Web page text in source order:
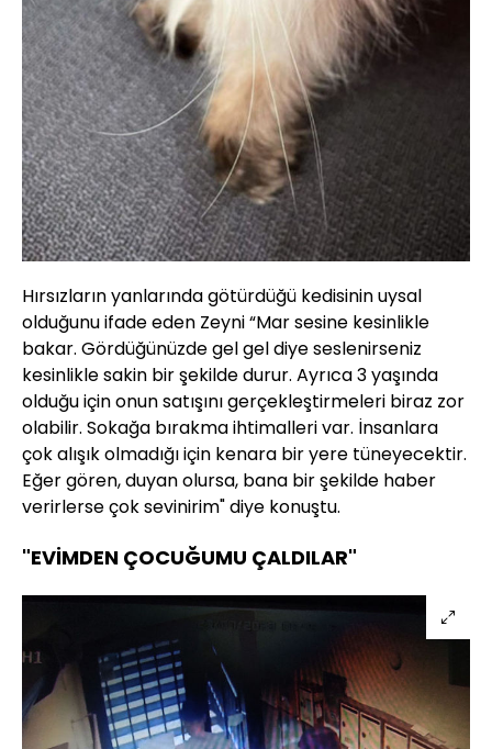
Hırsızların yanlarında götürdüğü kedisinin uysal
olduğunu ifade eden Zeyni “Mar sesine kesinlikle
bakar. Gördüğünüzde gel gel diye seslenirseniz
kesinlikle sakin bir şekilde durur. Ayrıca 3 yaşında
olduğu için onun satışını gerçekleştirmeleri biraz zor
olabilir. Sokağa bırakma ihtimalleri var. İnsanlara
çok alışık olmadığı için kenara bir yere tüneyecektir.
Eğer gören, duyan olursa, bana bir şekilde haber
verirlerse çok sevinirim" diye konuştu.
"EVİMDEN ÇOCUĞUMU ÇALDILAR"